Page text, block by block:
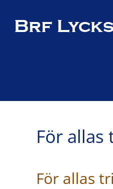
innehållet
För allas
För allas